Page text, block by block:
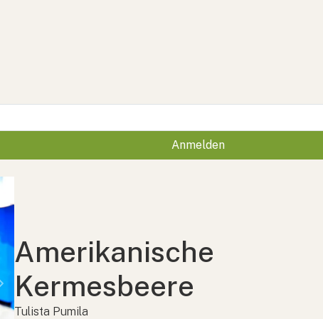
Anmelden
Amerikanische
Kermesbeere
Tulista Pumila